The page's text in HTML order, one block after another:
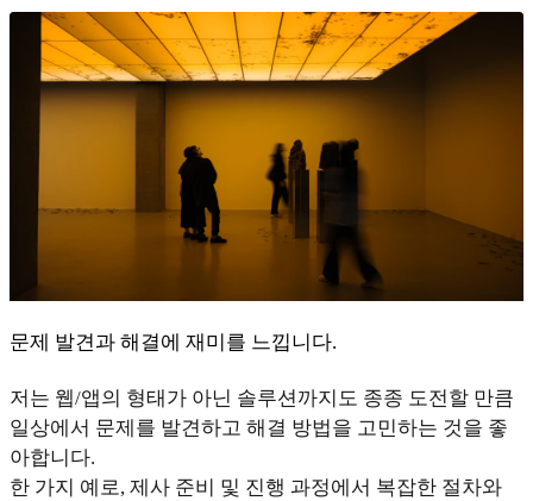
문제 발견과 해결에 재미를 느낍니다.
저는 웹/앱의 형태가 아닌 솔루션까지도 종종 도전할 만큼
일상에서 문제를 발견하고 해결 방법을 고민하는 것을 좋
아합니다.
한 가지 예로, 제사 준비 및 진행 과정에서 복잡한 절차와